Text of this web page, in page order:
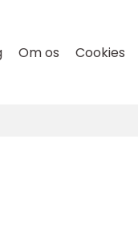
Om os Cookies